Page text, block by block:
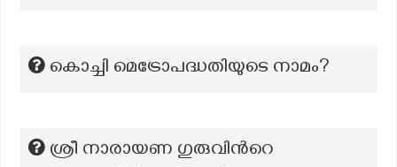
കൊച്ചി മെട്രോപദ്ധതിയുടെ നാമം?
ശ്രീ നാരായണ ഗുരുവിന്‍റെ